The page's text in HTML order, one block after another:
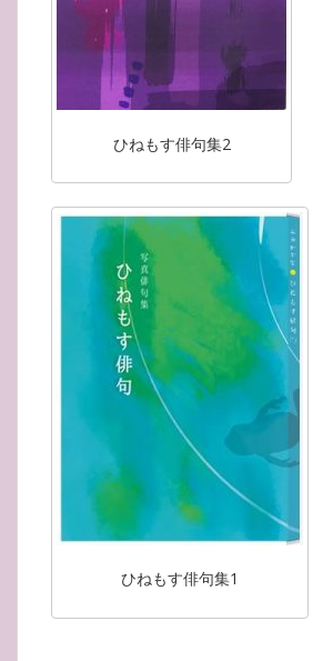
ひねもす俳句集2
ひねもす俳句集1